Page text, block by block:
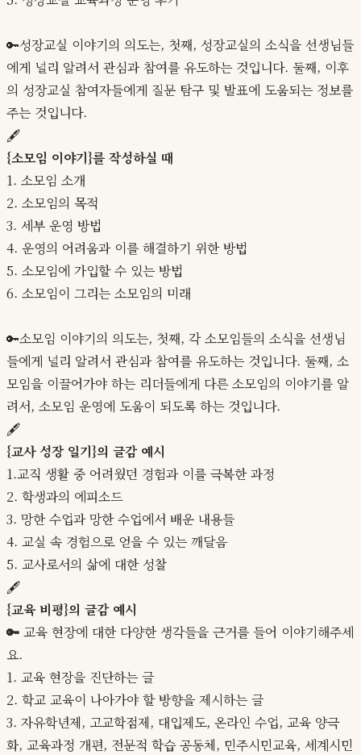
🔑성장교실 이야기의 의도는, 첫째, 성장교실의 소식을 선생님들
에게 널리 알려서 관심과 참여를 유도하는 것입니다. 둘째, 이후
의 성장교실 참여자들에게 질문 탐구 및 발표에 도움되는 정보를
주는 것입니다.
🖋️
{소모임 이야기}를 작성하실 때
1. 소모임 소개
2. 소모임의 목적
3. 세부 운영 방법
4. 운영의 어려움과 이를 해결하기 위한 방법
5. 소모임에 가입할 수 있는 방법
6. 소모임이 그리는 소모임의 미래
🔑소모임 이야기의 의도는, 첫째, 각 소모임들의 소식을 선생님
들에게 널리 알려서 관심과 참여를 유도하는 것입니다. 둘째, 소
모임을 이끌어가야 하는 리더들에게 다른 소모임의 이야기를 알
려서, 소모임 운영에 도움이 되도록 하는 것입니다.
🖋️
{교사 성장 일기}의 글감 예시
1.교직 생활 중 어려웠던 경험과 이를 극복한 과정
2. 학생과의 에피소드
3. 망한 수업과 망한 수업에서 배운 내용들
4. 교실 속 경험으로 얻을 수 있는 깨달음
5. 교사로서의 삶에 대한 성찰
🖋️
{교육 비평}의 글감 예시
🔑 교육 현장에 대한 다양한 생각들을 근거를 들어 이야기해주세
요.
1. 교육 현장을 진단하는 글
2. 학교 교육이 나아가야 할 방향을 제시하는 글
3. 자유학년제, 고교학점제, 대입제도, 온라인 수업, 교육 양극
화, 교육과정 개편, 전문적 학습 공동체, 민주시민교육, 세계시민